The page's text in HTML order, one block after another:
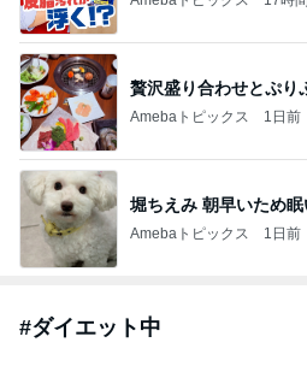
贅沢盛り合わせとぷり
Amebaトピックス 1日前
堀ちえみ 朝早いため
Amebaトピックス 1日前
#ダイエット中